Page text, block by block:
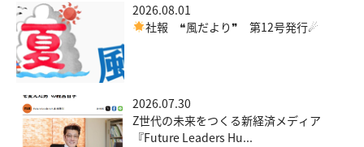
2026.08.01
社報 ❝風だより❞ 第12号発行☄
2026.07.30
Z世代の未来をつくる新経済メディア
『Future Leaders Hu...